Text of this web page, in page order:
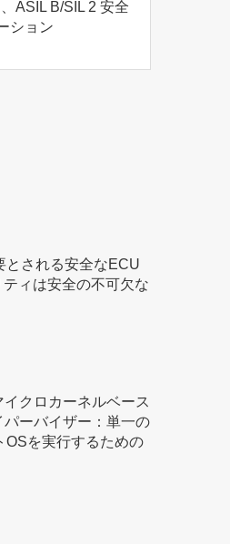
ASIL B/SIL 2 安全
ション
とされる安全なECU
ィは安全の不可欠な
クロカーネルベース
ーバイザー：単一の
OSを実行するための